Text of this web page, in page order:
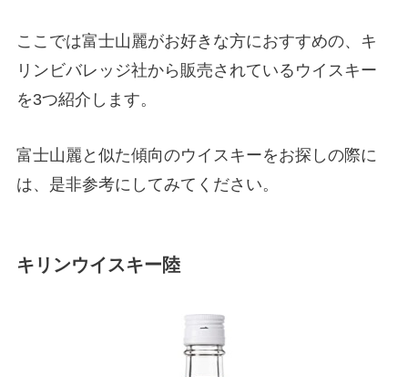
ここでは富士山麗がお好きな方におすすめの、キ
リンビバレッジ社から販売されているウイスキー
を3つ紹介します。
富士山麗と似た傾向のウイスキーをお探しの際に
は、是非参考にしてみてください。
キリンウイスキー陸